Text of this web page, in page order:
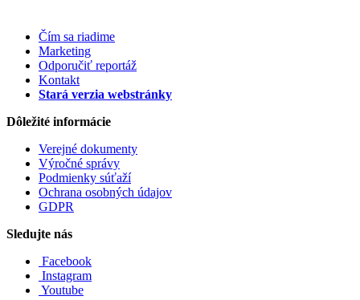
Čím sa riadime
Marketing
Odporučiť reportáž
Kontakt
Stará verzia webstránky
Dôležité informácie
Verejné dokumenty
Výročné správy
Podmienky súťaží
Ochrana osobných údajov
GDPR
Sledujte nás
Facebook
Instagram
Youtube